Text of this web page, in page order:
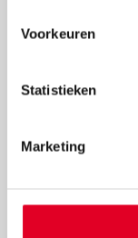
Voorkeuren
Statistieken
Marketing
Lees meer